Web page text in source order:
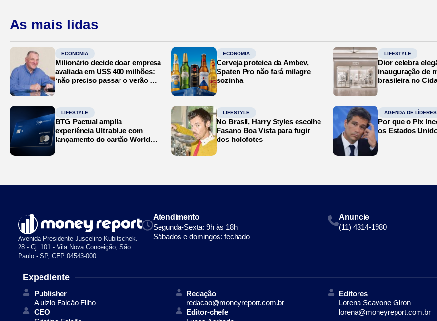
As mais lidas
ECONOMIA
Milionário decide doar empresa
avaliada em US$ 400 milhões:
‘não preciso passar o verão no
ECONOMIA
Cerveja proteica da Ambev,
Spaten Pro não fará milagre
sozinha
LIFESTYLE
Dior celebra
inauguração de
brasileira no
LIFESTYLE
BTG Pactual amplia
experiência Ultrablue com
lançamento do cartão World
LIFESTYLE
No Brasil, Harry Styles escolhe
Fasano Boa Vista para fugir
dos holofotes
AGENDA DE LÍDERES
Por que o Pix
os Estados
Avenida Presidente Juscelino Kubitschek,
28 - Cj. 101 - Vila Nova Conceição, São
Paulo - SP, CEP 04543-000
Atendimento
Segunda-Sexta: 9h às 18h
Sábados e domingos: fechado
Anuncie
(11) 4314-1980
Expediente
Publisher
Aluizio Falcão Filho
CEO
Redação
redacao@moneyreport.com.br
Editor-chefe
Editores
Lorena Scavone Giron
lorena@moneyreport.com.br